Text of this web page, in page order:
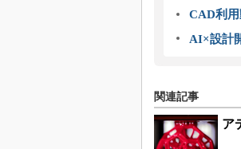
CAD利用
AI×設計
関連記事
ア